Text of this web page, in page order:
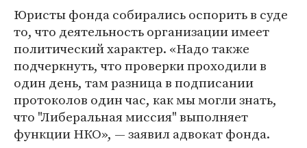
Юристы фонда собирались оспорить в суде
то, что деятельность организации имеет
политический характер. «Надо также
подчеркнуть, что проверки проходили в
один день, там разница в подписании
протоколов один час, как мы могли знать,
что "Либеральная миссия" выполняет
функции НКО», — заявил адвокат фонда.